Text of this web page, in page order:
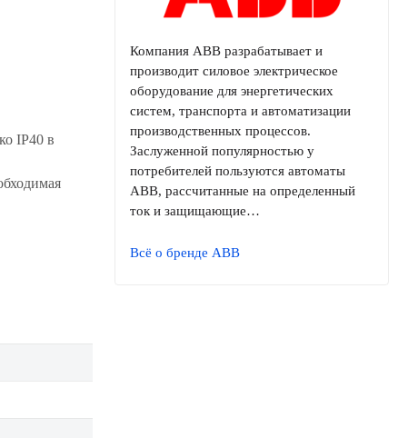
IP40 в
Компания ABB разрабатывает и
производит силовое электрическое
оборудование для энергетических
систем, транспорта и автоматизации
производственных процессов.
Заслуженной популярностью у
потребителей пользуются автоматы
ABB, рассчитанные на определенный
ток и защищающие…
Всё о бренде ABB